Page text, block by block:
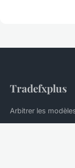
Tradefxplus
Arbitrer les